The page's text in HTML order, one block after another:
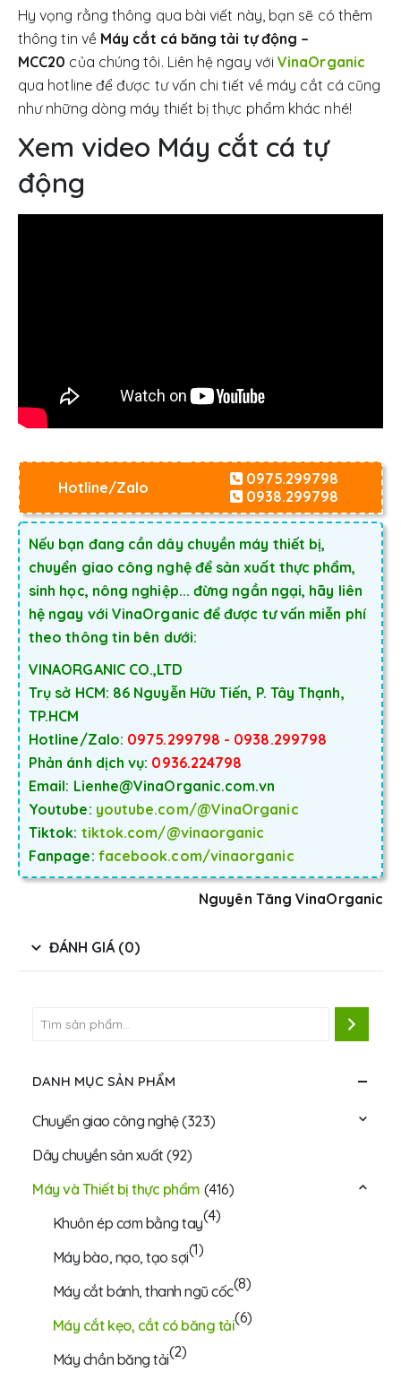
Hy vọng rằng thông qua bài viết này, bạn sẽ có thêm
thông tin về Máy cắt cá băng tải tự động –
MCC20 của chúng tôi. Liên hệ ngay với VinaOrganic
qua hotline để được tư vấn chi tiết về máy cắt cá cũng
như những dòng máy thiết bị thực phẩm khác nhé!
Xem video Máy cắt cá tự
động
Hotline/Zalo
0975.299798
0938.299798
Nếu bạn đang cần dây chuyền máy thiết bị,
chuyển giao công nghệ để sản xuất thực phẩm,
sinh học, nông nghiệp... đừng ngần ngại, hãy liên
hệ ngay với VinaOrganic để được tư vấn miễn phí
theo thông tin bên dưới:
VINAORGANIC CO.,LTD
Trụ sở HCM: 86 Nguyễn Hữu Tiến, P. Tây Thạnh,
TP.HCM
Hotline/Zalo: 0975.299798 - 0938.299798
Phản ánh dịch vụ: 0936.224798
Email: Lienhe@VinaOrganic.com.vn
Youtube: youtube.com/@VinaOrganic
Tiktok: tiktok.com/@vinaorganic
Fanpage: facebook.com/vinaorganic
Nguyên Tăng VinaOrganic
ĐÁNH GIÁ (0)
DANH MỤC SẢN PHẨM
Chuyển giao công nghệ(323)
Dây chuyền sản xuất(92)
Máy và Thiết bị thực phẩm (416)
Khuôn ép cơm bằng tay(4)
Máy bào, nạo, tạo sợi(1)
Máy cắt bánh, thanh ngũ cốc(8)
Máy cắt kẹo, cắt có băng tải(6)
Máy chần băng tải(2)